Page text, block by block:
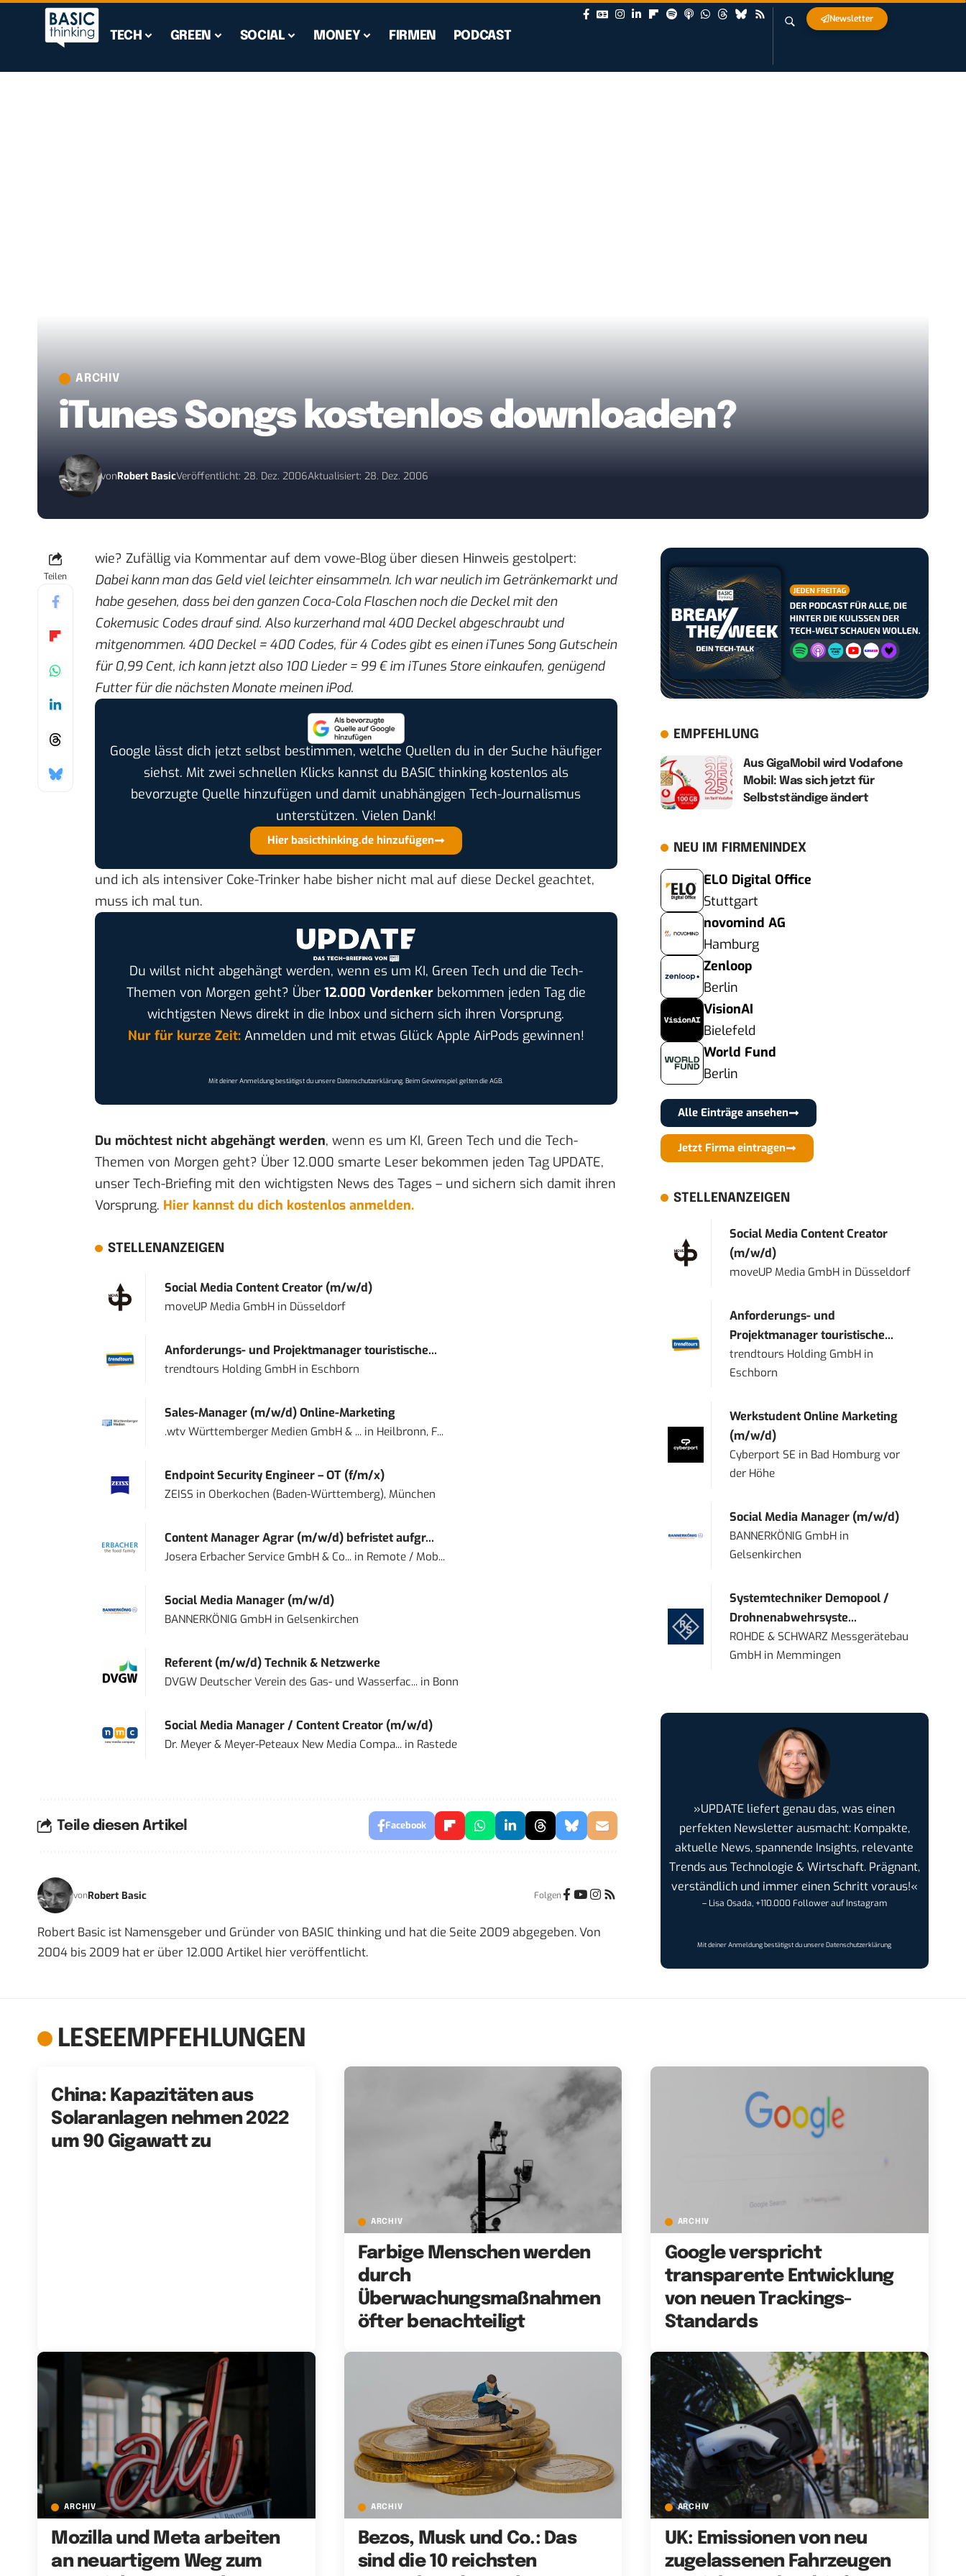
TECH GREEN SOCIAL MONEY FIRMEN PODCAST
Newsletter
ARCHIV
iTunes Songs kostenlos downloaden?
vonRobert BasicVeröffentlicht: 28. Dez. 2006Aktualisiert: 28. Dez. 2006
Teilen
wie? Zufällig via Kommentar auf dem vowe-Blog über diesen Hinweis gestolpert:
Dabei kann man das Geld viel leichter einsammeln. Ich war neulich im Getränkemarkt und
habe gesehen, dass bei den ganzen Coca-Cola Flaschen noch die Deckel mit den
Cokemusic Codes drauf sind. Also kurzerhand mal 400 Deckel abgeschraubt und
mitgenommen. 400 Deckel = 400 Codes, für 4 Codes gibt es einen iTunes Song Gutschein
für 0,99 Cent, ich kann jetzt also 100 Lieder = 99 € im iTunes Store einkaufen, genügend
Futter für die nächsten Monate meinen iPod.
Google lässt dich jetzt selbst bestimmen, welche Quellen du in der Suche häufiger
siehst. Mit zwei schnellen Klicks kannst du BASIC thinking kostenlos als
bevorzugte Quelle hinzufügen und damit unabhängigen Tech-Journalismus
unterstützen. Vielen Dank!
Hier basicthinking.de hinzufügen
und ich als intensiver Coke-Trinker habe bisher nicht mal auf diese Deckel geachtet,
muss ich mal tun.
Du willst nicht abgehängt werden, wenn es um KI, Green Tech und die Tech-
Themen von Morgen geht? Über 12.000 Vordenkerbekommen jeden Tag die
wichtigsten News direkt in die Inbox und sichern sich ihren Vorsprung.
Nur für kurze Zeit:Anmelden und mit etwas Glück Apple AirPods gewinnen!
Mit deiner Anmeldung bestätigst du unsereDatenschutzerklärung. Beim Gewinnspiel gelten dieAGB.
Du möchtest nicht abgehängt werden, wenn es um KI, Green Tech und die Tech-
Themen von Morgen geht? Über 12.000 smarte Leser bekommen jeden Tag UPDATE,
unser Tech-Briefing mit den wichtigsten News des Tages – und sichern sich damit ihren
Vorsprung. Hier kannst du dich kostenlos anmelden.
STELLENANZEIGEN
Social Media Content Creator (m/w/d)
moveUP Media GmbHin Düsseldorf
Anforderungs- und Projektmanager touristische...
trendtours Holding GmbHin Eschborn
Sales-Manager (m/w/d) Online-Marketing
.wtv Württemberger Medien GmbH & ...in Heilbronn, F...
Endpoint Security Engineer – OT (f/m/x)
ZEISS in Oberkochen (Baden-Württemberg), München
Content Manager Agrar (m/w/d) befristet aufgr...
Josera Erbacher Service GmbH & Co...in Remote / Mob...
Social Media Manager (m/w/d)
BANNERKÖNIG GmbHin Gelsenkirchen
Referent (m/w/d) Technik & Netzwerke
DVGW Deutscher Verein des Gas- und Wasserfac...in Bonn
Social Media Manager / Content Creator (m/w/d)
Dr. Meyer & Meyer-Peteaux New Media Compa...in Rastede
Teile diesen Artikel Facebook
vonRobert Basic Folgen
Robert Basic ist Namensgeber und Gründer von BASIC thinking und hat die Seite 2009 abgegeben. Von
2004 bis 2009 hat er über 12.000 Artikel hier veröffentlicht.
EMPFEHLUNG
Aus GigaMobil wird Vodafone
Mobil: Was sich jetzt für
Selbstständige ändert
NEU IM FIRMENINDEX
ELO Digital Office
Stuttgart
novomind AG
Hamburg
Zenloop
Berlin
VisionAI
Bielefeld
World Fund
Berlin
Alle Einträge ansehen
Jetzt Firma eintragen
STELLENANZEIGEN
Social Media Content Creator
(m/w/d)
moveUP Media GmbH in Düsseldorf
Anforderungs- und
Projektmanager touristische...
trendtours Holding GmbH in
Eschborn
Werkstudent Online Marketing
(m/w/d)
Cyberport SE in Bad Homburg vor
der Höhe
Social Media Manager (m/w/d)
BANNERKÖNIG GmbH in
Gelsenkirchen
Systemtechniker Demopool /
Drohnenabwehrsyste...
ROHDE & SCHWARZ Messgerätebau
GmbH in Memmingen
»UPDATE liefert genau das, was einen
perfekten Newsletter ausmacht: Kompakte,
aktuelle News, spannende Insights, relevante
Trends aus Technologie & Wirtschaft. Prägnant,
verständlich und immer einen Schritt voraus!«
– Lisa Osada, +110.000 Follower auf Instagram
Mit deiner Anmeldung bestätigst du unsereDatenschutzerklärung
LESEEMPFEHLUNGEN
China: Kapazitäten aus
Solaranlagen nehmen 2022
um 90 Gigawatt zu
ARCHIV
Farbige Menschen werden
durch
Überwachungsmaßnahmen
öfter benachteiligt
ARCHIV
Google verspricht
transparente Entwicklung
von neuen Trackings-
Standards
ARCHIV
Mozilla und Meta arbeiten
an neuartigem Weg zum
ARCHIV
Bezos, Musk und Co.: Das
sind die 10 reichsten
ARCHIV
UK: Emissionen von neu
zugelassenen Fahrzeugen